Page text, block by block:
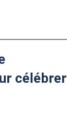
célébrer